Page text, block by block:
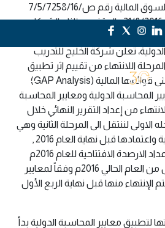
بالاشارة إلى تعميم هيئة السوق المالية رقم ص/7/5/7258/16
بتاريخ 18/11/1437 الموافق 21/8/2016 والمتضمن إلزام الشركات
السعودية بالافصاح عن مواكبتهم
تعلن شركة الخليج للتدريب
اللانتهاء من تقييم اثر تطبيق
معايير المحاسبة الدولية على قوائمها المالية (GAP Analysis)
المحاسبة الدولية ومعايير المحاسبة
من إعداد التقرير النهائي خلال
لننتقل الى المرحلة الثانية وهي
اعداد السياسات المحاسبية واعتمادها قبل نهاية العام 2016 ,
وكذلك جاري العمل على إعداد الارصدة الافتتاحية للعام 2016م
والقوائم المالية للربع الاول من العام الحالي 2016م وفقاً لمعايير
الإنتهاء منها قبل نهاية الربع الأول
لتطبيق معايير المحاسبة الدولية بدأ